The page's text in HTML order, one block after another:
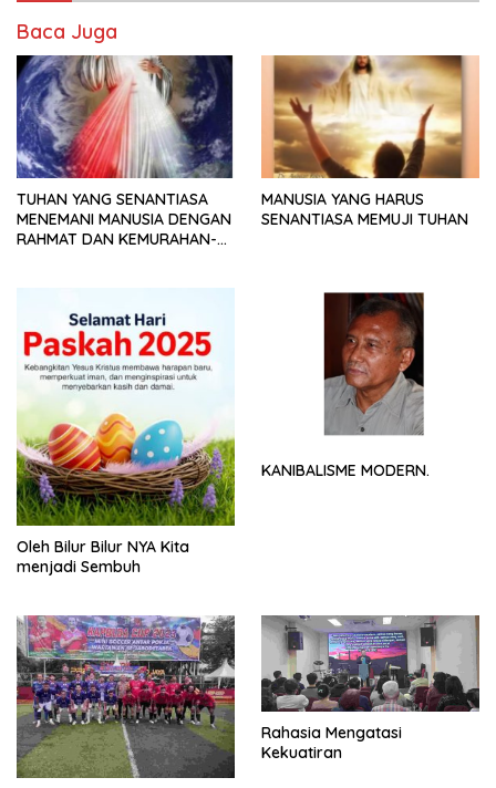
Baca Juga
TUHAN YANG SENANTIASA
MENEMANI MANUSIA DENGAN
RAHMAT DAN KEMURAHAN-
MANUSIA YANG HARUS
SENANTIASA MEMUJI TUHAN
Oleh Bilur Bilur NYA Kita
menjadi Sembuh
KANIBALISME MODERN.
Rahasia Mengatasi
Kekuatiran